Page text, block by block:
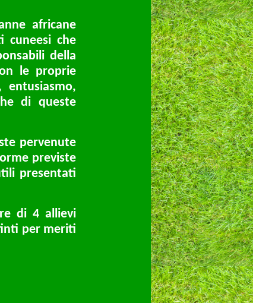
africane
cuneesi che
della
le proprie
di queste
pervenute
previste
presentati
di 4 allievi
per meriti